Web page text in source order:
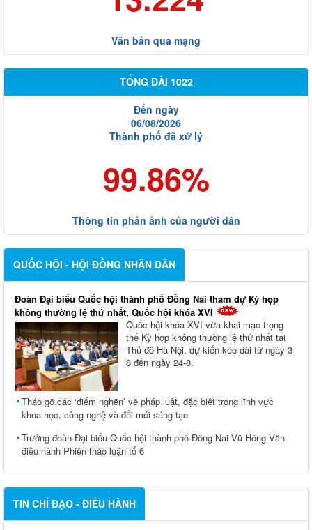
Văn bản qua mạng
TỔNG ĐÀI 1022
Đến ngày
06/08/2026
Thành phố đã xử lý
99.86%
Thông tin phản ảnh của người dân
QUỐC HỘI - HỘI ĐỒNG NHÂN DÂN
Đoàn Đại biểu Quốc hội thành phố Đồng Nai tham dự Kỳ họp
không thường lệ thứ nhất, Quốc hội khóa XVI
Quốc hội khóa XVI vừa khai mạc trọng
thể Kỳ họp không thường lệ thứ nhất tại
Thủ đô Hà Nội, dự kiến kéo dài từ ngày 3-
8 đến ngày 24-8.
Tháo gỡ các ‘điểm nghẽn’ về pháp luật, đặc biệt trong lĩnh vực
khoa học, công nghệ và đổi mới sáng tạo
Trưởng đoàn Đại biểu Quốc hội thành phố Đồng Nai Vũ Hồng Văn
điều hành Phiên thảo luận tổ 6
TIN CHỈ ĐẠO - ĐIỀU HÀNH